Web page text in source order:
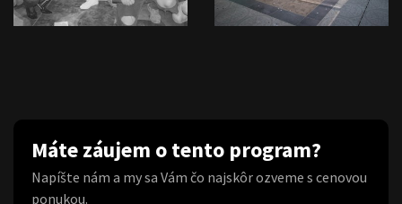
Máte záujem o tento program?
Napíšte nám a my sa Vám čo najskôr ozveme s cenovou
ponukou.